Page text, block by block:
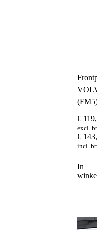
(FM5)
€
excl.
€
incl.
In